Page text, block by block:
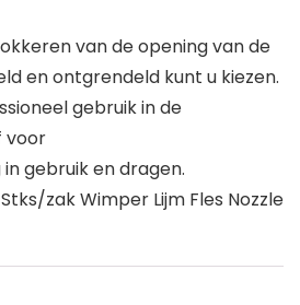
van de opening van de
en ontgrendeld kunt u kiezen.
gebruik in de
voor
gebruik en dragen.
zak Wimper Lijm Fles Nozzle